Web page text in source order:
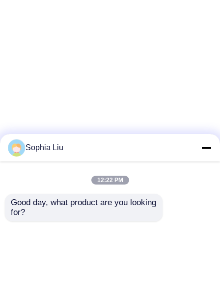
Sophia Liu
12:22 PM
Good day, what product are you looking
for?